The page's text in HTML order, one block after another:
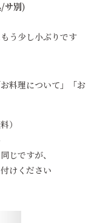
サ別)
う少し小ぶりです
料理について」「お
）
じですが、
けください